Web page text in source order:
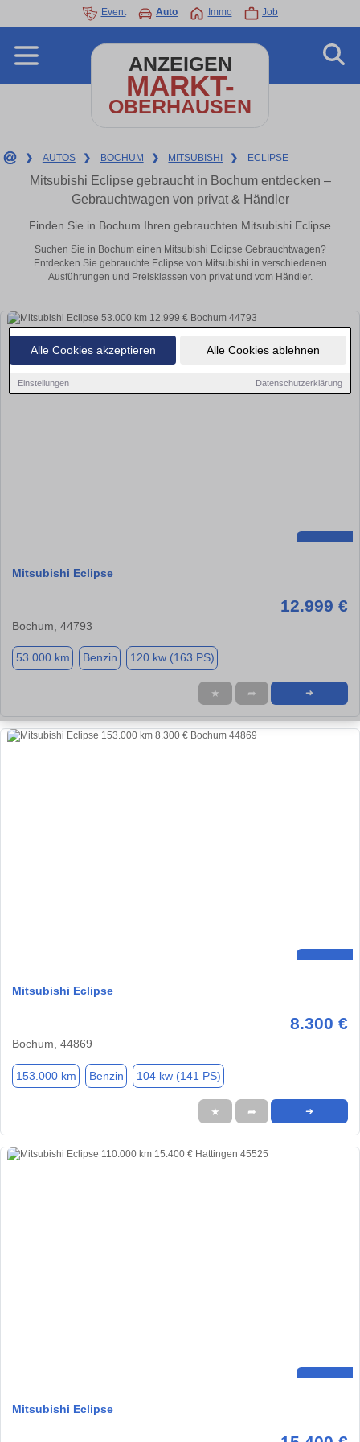
Alle Cookies akzeptieren Alle Cookies ablehnen
Einstellungen Datenschutzerklärung
Event Auto Immo Job
ANZEIGEN
MARKT-
OBERHAUSEN
❯ AUTOS ❯ BOCHUM ❯ MITSUBISHI ❯ ECLIPSE
Mitsubishi Eclipse gebraucht in Bochum entdecken –
Gebrauchtwagen von privat & Händler
Finden Sie in Bochum Ihren gebrauchten Mitsubishi Eclipse
Suchen Sie in Bochum einen Mitsubishi Eclipse Gebrauchtwagen?
Entdecken Sie gebrauchte Eclipse von Mitsubishi in verschiedenen
Ausführungen und Preisklassen von privat und vom Händler.
Mitsubishi Eclipse
12.999 €
Bochum, 44793
53.000 km Benzin 120 kw (163 PS)
★ ➦ ➜
Mitsubishi Eclipse
8.300 €
Bochum, 44869
153.000 km Benzin 104 kw (141 PS)
★ ➦ ➜
Mitsubishi Eclipse